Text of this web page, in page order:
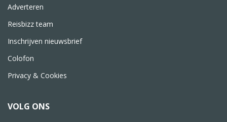
Adverteren
Reisbizz team
Inschrijven nieuwsbrief
Colofon
Privacy & Cookies
VOLG ONS